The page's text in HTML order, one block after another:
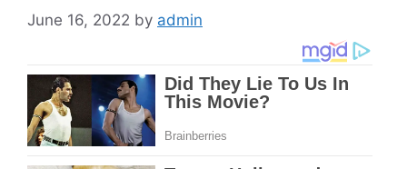
June 16, 2022 by admin